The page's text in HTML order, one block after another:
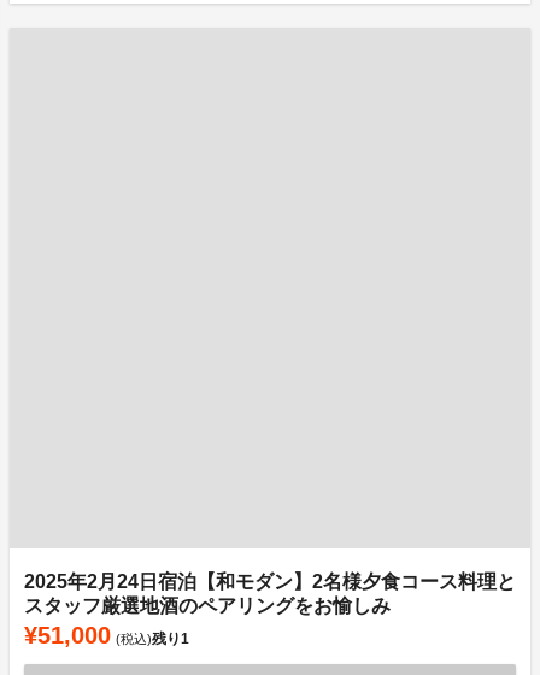
2025年2月24日宿泊【和モダン】2名様夕食コース料理と
スタッフ厳選地酒のペアリングをお愉しみ
¥51,000 (税込)残り1